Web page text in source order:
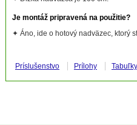
Je montáž pripravená na použitie?
✦ Áno, ide o hotový nadväzec, ktorý
Príslušenstvo Prílohy Tabuľky